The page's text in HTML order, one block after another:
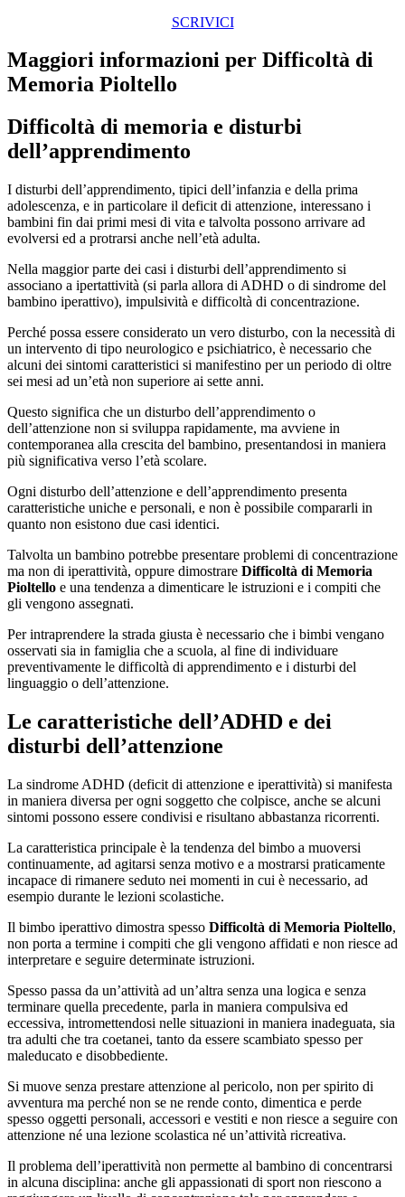
SCRIVICI
Maggiori informazioni per Difficoltà di
Memoria Pioltello
Difficoltà di memoria e disturbi
dell’apprendimento
I disturbi dell’apprendimento, tipici dell’infanzia e della prima
adolescenza, e in particolare il deficit di attenzione, interessano i
bambini fin dai primi mesi di vita e talvolta possono arrivare ad
evolversi ed a protrarsi anche nell’età adulta.
Nella maggior parte dei casi i disturbi dell’apprendimento si
associano a ipertattività (si parla allora di ADHD o di sindrome del
bambino iperattivo), impulsività e difficoltà di concentrazione.
Perché possa essere considerato un vero disturbo, con la necessità di
un intervento di tipo neurologico e psichiatrico, è necessario che
alcuni dei sintomi caratteristici si manifestino per un periodo di oltre
sei mesi ad un’età non superiore ai sette anni.
Questo significa che un disturbo dell’apprendimento o
dell’attenzione non si sviluppa rapidamente, ma avviene in
contemporanea alla crescita del bambino, presentandosi in maniera
più significativa verso l’età scolare.
Ogni disturbo dell’attenzione e dell’apprendimento presenta
caratteristiche uniche e personali, e non è possibile compararli in
quanto non esistono due casi identici.
Talvolta un bambino potrebbe presentare problemi di concentrazione
ma non di iperattività, oppure dimostrare Difficoltà di Memoria
Pioltello e una tendenza a dimenticare le istruzioni e i compiti che
gli vengono assegnati.
Per intraprendere la strada giusta è necessario che i bimbi vengano
osservati sia in famiglia che a scuola, al fine di individuare
preventivamente le difficoltà di apprendimento e i disturbi del
linguaggio o dell’attenzione.
Le caratteristiche dell’ADHD e dei
disturbi dell’attenzione
La sindrome ADHD (deficit di attenzione e iperattività) si manifesta
in maniera diversa per ogni soggetto che colpisce, anche se alcuni
sintomi possono essere condivisi e risultano abbastanza ricorrenti.
La caratteristica principale è la tendenza del bimbo a muoversi
continuamente, ad agitarsi senza motivo e a mostrarsi praticamente
incapace di rimanere seduto nei momenti in cui è necessario, ad
esempio durante le lezioni scolastiche.
Il bimbo iperattivo dimostra spesso Difficoltà di Memoria Pioltello,
non porta a termine i compiti che gli vengono affidati e non riesce ad
interpretare e seguire determinate istruzioni.
Spesso passa da un’attività ad un’altra senza una logica e senza
terminare quella precedente, parla in maniera compulsiva ed
eccessiva, intromettendosi nelle situazioni in maniera inadeguata, sia
tra adulti che tra coetanei, tanto da essere scambiato spesso per
maleducato e disobbediente.
Si muove senza prestare attenzione al pericolo, non per spirito di
avventura ma perché non se ne rende conto, dimentica e perde
spesso oggetti personali, accessori e vestiti e non riesce a seguire con
attenzione né una lezione scolastica né un’attività ricreativa.
Il problema dell’iperattività non permette al bambino di concentrarsi
in alcuna disciplina: anche gli appassionati di sport non riescono a